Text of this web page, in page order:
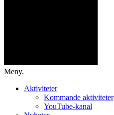
Meny.
Aktiviteter
Kommande aktiviteter
YouTube-kanal